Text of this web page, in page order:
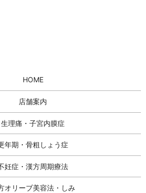
HOME
店舗案内
生理痛・子宮内膜症
年期・骨粗しょう症
妊症・漢方周期療法
オリーブ美容法・しみ